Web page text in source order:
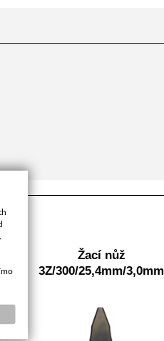
Žací nůž
3Z/300/25,4mm/3,0mm